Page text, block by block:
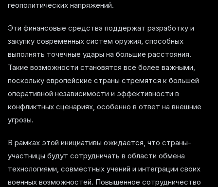
геополитических напряжений.
Эти финансовые средства поддержат разработку и
закупку современных систем оружия, способных
выполнять точечные удары на большие расстояния.
Такие возможности становятся всё более важными,
поскольку европейские страны стремятся к большей
оперативной независимости и эффективности в
конфликтных сценариях, особенно в ответ на внешние
угрозы.
В рамках этой инициативы ожидается, что страны-
участницы будут сотрудничать в области обмена
технологиями, совместных учений и интеграции своих
военных возможностей. Повышенное сотрудничество